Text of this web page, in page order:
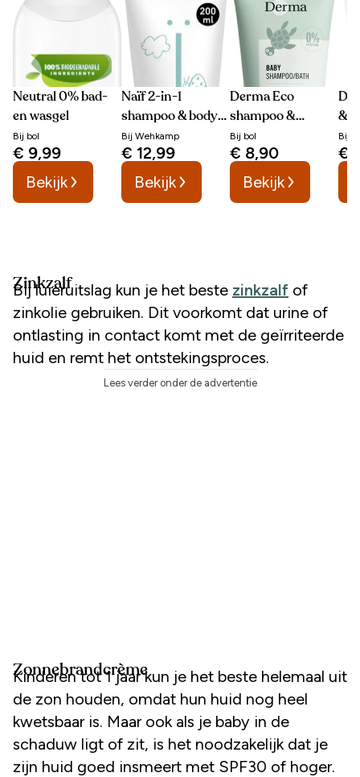
Neutral 0% bad-
en wasgel
Bij bol
€ 9,99
Bekijk
Naïf 2-in-1
shampoo & body
wash
Bij Wehkamp
€ 12,99
Bekijk
Derma Eco
shampoo &
lichaam
Bij bol
€ 8,90
Bekijk
&
Bij
€
Zinkzalf
Bij luieruitslag kun je het beste zinkzalf of
zinkolie gebruiken. Dit voorkomt dat urine of
ontlasting in contact komt met de geïrriteerde
huid en remt het ontstekingsproces.
Lees verder onder de advertentie
Zonnebrandcrème
Kinderen tot 1 jaar kun je het beste helemaal uit
de zon houden, omdat hun huid nog heel
kwetsbaar is. Maar ook als je baby in de
schaduw ligt of zit, is het noodzakelijk dat je
zijn huid goed insmeert met SPF30 of hoger.